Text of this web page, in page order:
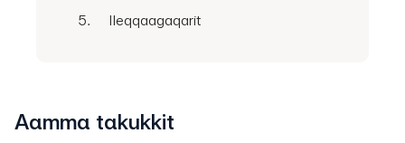
Ileqqaagaqarit
Aamma takukkit